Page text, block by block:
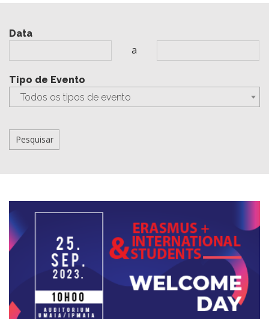
Data
a
Tipo de Evento
Todos os tipos de evento